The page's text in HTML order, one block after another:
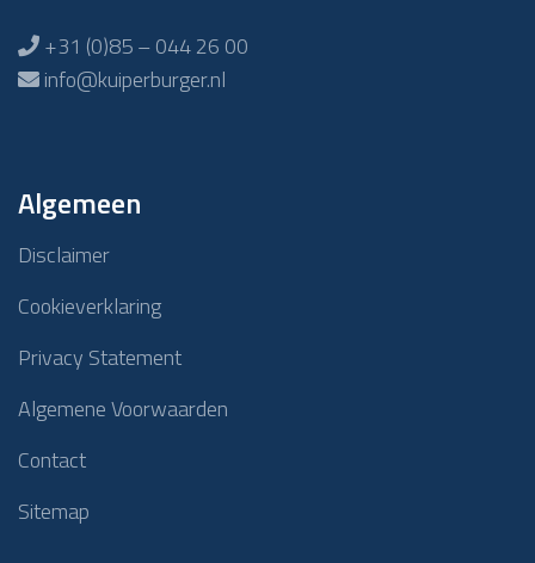
+31 (0)85 – 044 26 00
info@kuiperburger.nl
Algemeen
Disclaimer
Cookieverklaring
Privacy Statement
Algemene Voorwaarden
Contact
Sitemap